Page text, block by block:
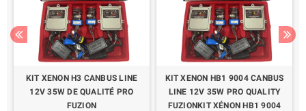
KIT XENON H3 CANBUS LINE
12V 35W DE QUALITÉ PRO
FUZION
KIT XENON HB1 9004 CANBUS
LINE 12V 35W PRO QUALITY
FUZIONKIT XÉNON HB1 9004